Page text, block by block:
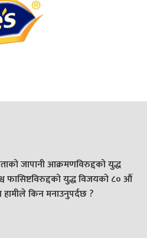
जापानी आक्रमणविरुद्दको युद्ध
फासिष्टविरुद्दको युद्ध विजयको ८० औं
हामीले किन मनाउनुपर्दछ ?